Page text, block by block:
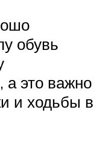
обувь
это важно
и ходьбы в